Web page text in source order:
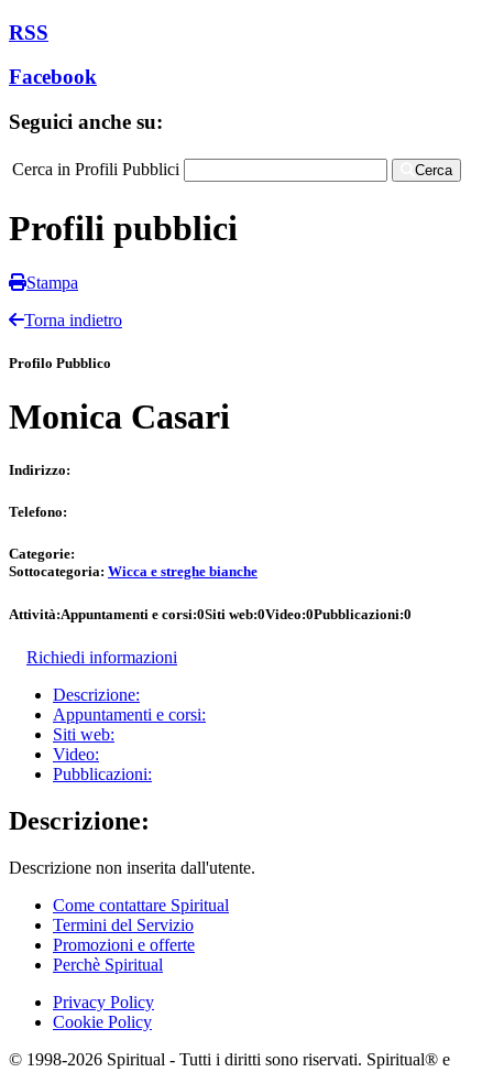
RSS
Facebook
Seguici anche su:
Cerca in Profili Pubblici Cerca
Profili pubblici
Stampa
Torna indietro
Profilo Pubblico
Monica Casari
Indirizzo:
Telefono:
Categorie:
Sottocategoria: Wicca e streghe bianche
Attività:Appuntamenti e corsi:0Siti web:0Video:0Pubblicazioni:0
Richiedi informazioni
Descrizione:
Appuntamenti e corsi:
Siti web:
Video:
Pubblicazioni:
Descrizione:
Descrizione non inserita dall'utente.
Come contattare Spiritual
Termini del Servizio
Promozioni e offerte
Perchè Spiritual
Privacy Policy
Cookie Policy
© 1998-2026 Spiritual - Tutti i diritti sono riservati. Spiritual® e